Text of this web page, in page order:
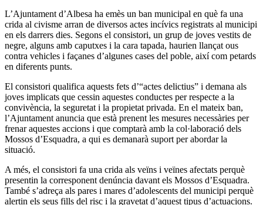
L’Ajuntament d’Albesa ha emès un ban municipal en què fa una
crida al civisme arran de diversos actes incívics registrats al municipi
en els darrers dies. Segons el consistori, un grup de joves vestits de
negre, alguns amb caputxes i la cara tapada, haurien llançat ous
contra vehicles i façanes d’algunes cases del poble, així com petards
en diferents punts.
El consistori qualifica aquests fets d’“actes delictius” i demana als
joves implicats que cessin aquestes conductes per respecte a la
convivència, la seguretat i la propietat privada. En el mateix ban,
l’Ajuntament anuncia que està prenent les mesures necessàries per
frenar aquestes accions i que comptarà amb la col·laboració dels
Mossos d’Esquadra, a qui es demanarà suport per abordar la
situació.
A més, el consistori fa una crida als veïns i veïnes afectats perquè
presentin la corresponent denúncia davant els Mossos d’Esquadra.
També s’adreça als pares i mares d’adolescents del municipi perquè
alertin els seus fills del risc i la gravetat d’aquest tipus d’actuacions.